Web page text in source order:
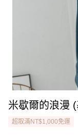
米歇爾的浪漫
超取滿NT$1,000免運